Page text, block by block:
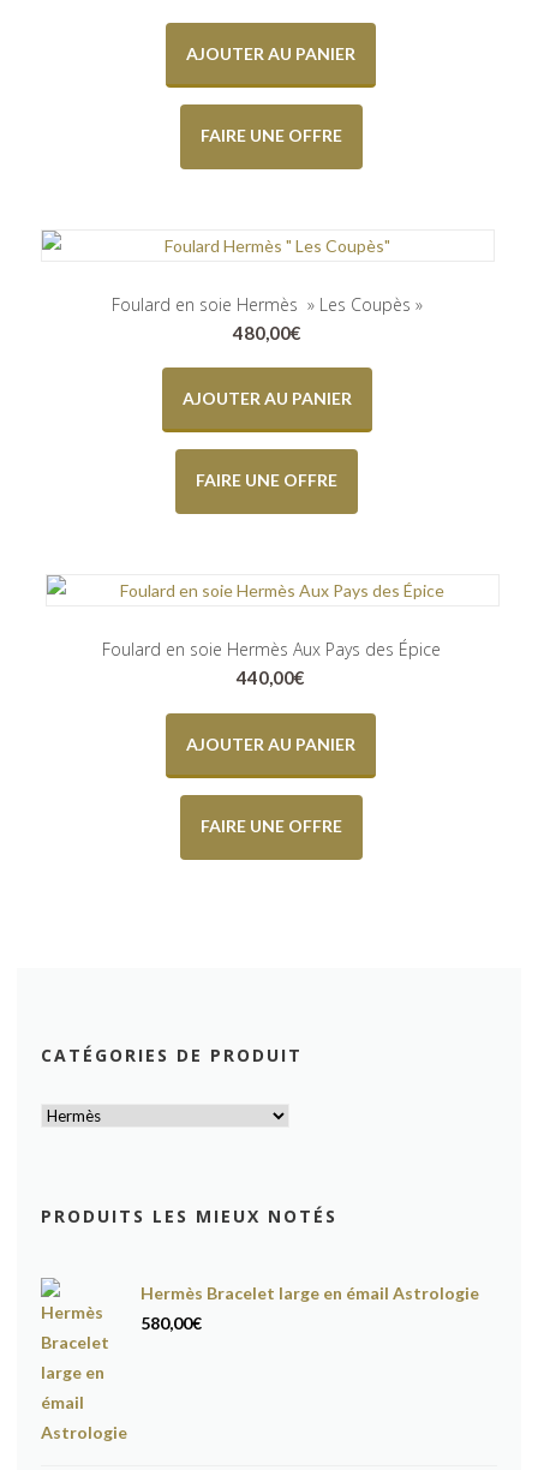
AJOUTER AU PANIER
FAIRE UNE OFFRE
Foulard en soie Hermès » Les Coupès »
480,00€
AJOUTER AU PANIER
FAIRE UNE OFFRE
Foulard en soie Hermès Aux Pays des Épice
440,00€
AJOUTER AU PANIER
FAIRE UNE OFFRE
CATÉGORIES DE PRODUIT
PRODUITS LES MIEUX NOTÉS
Hermès Bracelet large en émail Astrologie
580,00€